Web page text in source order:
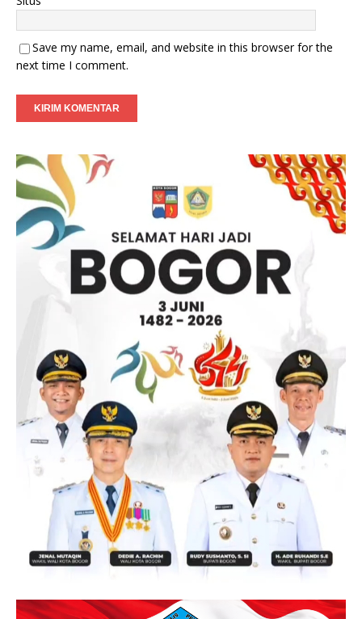
Save my name, email, and website in this browser for the
next time I comment.